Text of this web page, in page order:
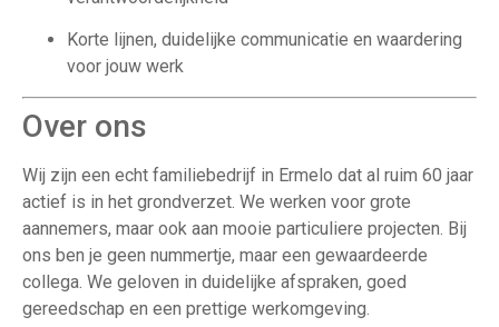
Korte lijnen, duidelijke communicatie en waardering
voor jouw werk
Over ons
Wij zijn een echt familiebedrijf in Ermelo dat al ruim 60 jaar
actief is in het grondverzet. We werken voor grote
aannemers, maar ook aan mooie particuliere projecten. Bij
ons ben je geen nummertje, maar een gewaardeerde
collega. We geloven in duidelijke afspraken, goed
gereedschap en een prettige werkomgeving.